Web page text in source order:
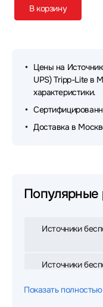
В корзину
Цены на
UPS) Tripp-Lite в
характеристики.
Доставка в
Популярные
Источники
Источники
Показать полностью